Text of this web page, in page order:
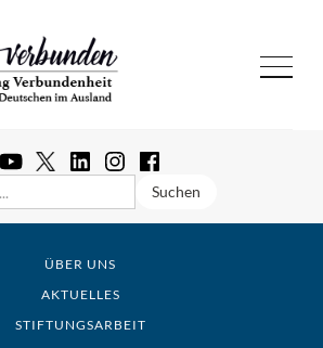
ÜBER UNS
AKTUELLES
STIFTUNGSARBEIT